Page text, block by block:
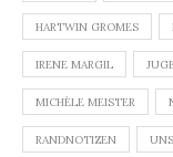
HARTWIN GROMES
IRENE MARGIL
MICHÈLE MEISTER
RANDNOTIZEN